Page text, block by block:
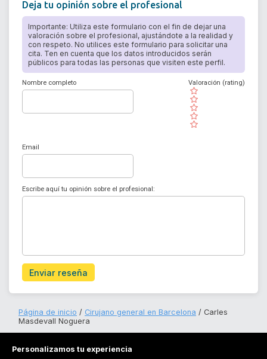
Deja tu opinión sobre el profesional
Importante: Utiliza este formulario con el fin de dejar una
valoración sobre el profesional, ajustándote a la realidad y
con respeto. No utilices este formulario para solicitar una
cita. Ten en cuenta que los datos introducidos serán
públicos para todas las personas que visiten este perfil.
Nombre completo
( )
( )
( )
( )
( )
Valoración (rating)
Email
Escribe aquí tu opinión sobre el profesional:
Enviar reseña
Página de inicio Cirujano general en Barcelona
Carles
Masdevall Noguera
Personalizamos tu experiencia